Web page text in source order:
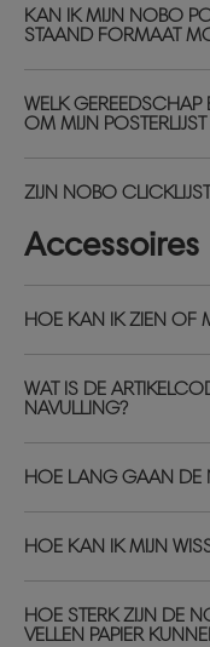
KAN IK MIJN NOBO
STAAND FORMAAT
WELK
OM MIJN
ZIJN NOBO
Accessoires
HOE KAN IK ZIEN OF
WAT IS DE
NAVULLING?
HOE LANG GAAN DE
HOE KAN IK MIJN
HOE STERK ZIJN DE
VELLEN PAPIER